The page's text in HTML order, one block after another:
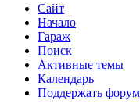
Сайт
Начало
Гараж
Поиск
Активные темы
Календарь
Поддержать форум